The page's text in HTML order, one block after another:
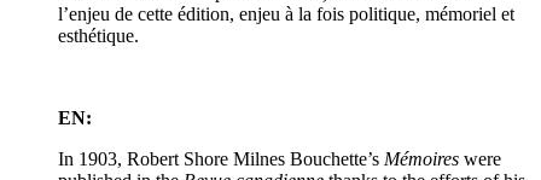
l’enjeu de cette édition, enjeu à la fois politique, mémoriel et
esthétique.
EN:
In 1903, Robert Shore Milnes Bouchette’s Mémoires were